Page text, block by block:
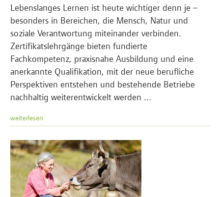
Lebenslanges Lernen ist heute wichtiger denn je –
besonders in Bereichen, die Mensch, Natur und
soziale Verantwortung miteinander verbinden.
Zertifikatslehrgänge bieten fundierte
Fachkompetenz, praxisnahe Ausbildung und eine
anerkannte Qualifikation, mit der neue berufliche
Perspektiven entstehen und bestehende Betriebe
nachhaltig weiterentwickelt werden ...
weiterlesen